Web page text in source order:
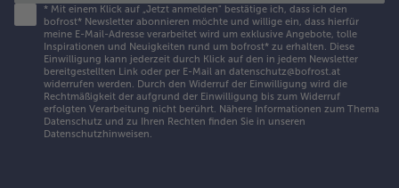
* Mit einem Klick auf „Jetzt anmelden" bestätige ich, dass ich den
bofrost* Newsletter abonnieren möchte und willige ein, dass hierfür
meine E-Mail-Adresse verarbeitet wird um exklusive Angebote, tolle
Inspirationen und Neuigkeiten rund um bofrost* zu erhalten. Diese
Einwilligung kann jederzeit durch Klick auf den in jedem Newsletter
bereitgestellten Link oder per E-Mail an datenschutz@bofrost.at
widerrufen werden. Durch den Widerruf der Einwilligung wird die
Rechtmäßigkeit der aufgrund der Einwilligung bis zum Widerruf
erfolgten Verarbeitung nicht berührt. Nähere Informationen zum Thema
Datenschutz und zu Ihren Rechten finden Sie in unseren
Datenschutzhinweisen.